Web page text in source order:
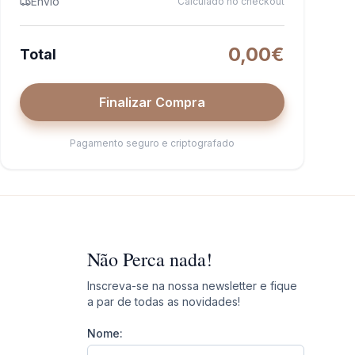
Total 0,00€
Finalizar Compra
Pagamento seguro e criptografado
Não Perca nada!
Inscreva-se na nossa newsletter e fique
a par de todas as novidades!
Nome: